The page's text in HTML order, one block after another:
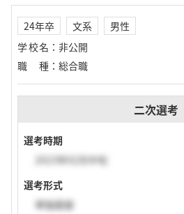
24年卒 文系
男性
学校名 ： 非公開
職種 ： 総合職
二次選考
選考時期
2023年02月中旬
選考形式
単独面接